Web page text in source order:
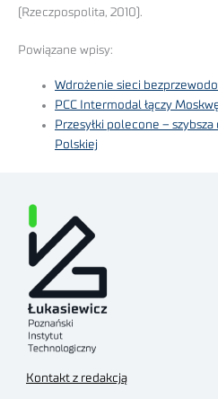
(Rzeczpospolita, 2010).
Powiązane wpisy:
Wdrożenie sieci
PCC Intermodal łączy
Przesyłki polecone –
Polskiej
Kontakt z redakcją